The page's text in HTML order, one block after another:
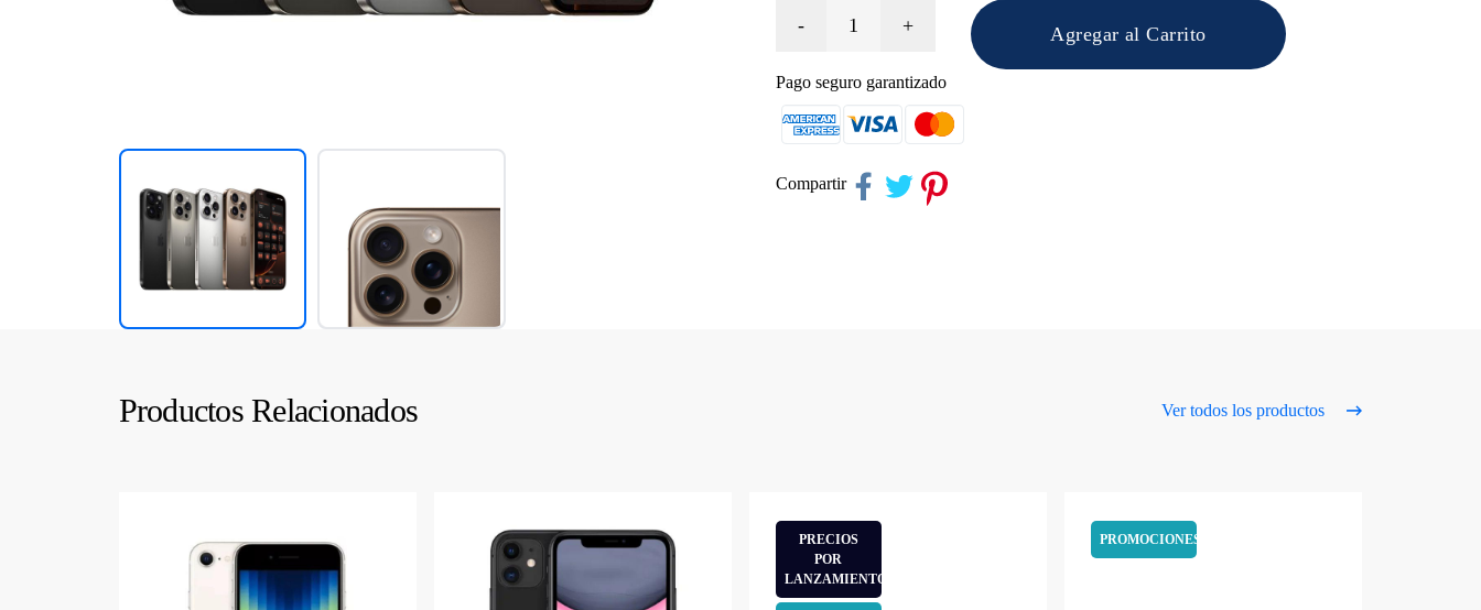
- 1 + Agregar al Carrito
Pago seguro garantizado
Compartir
Productos Relacionados Ver todos los productos
PRECIOS
POR
LANZAMIENTO
PROMOCIONES